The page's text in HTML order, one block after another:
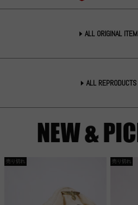
ALL ORIGINAL ITEM
ALL REPRODUCTS
売り切れ 売り切れ